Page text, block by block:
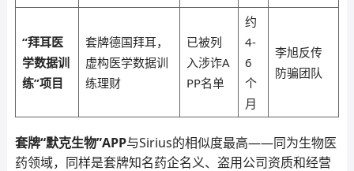
“拜耳医
学数据训
练”项目
套牌德国拜耳，
虚构医学数据训
练理财
已被列
入涉诈A
PP名单
约
4-
6
个
月
李旭反传
防骗团队
套牌“默克生物”APP与Sirius的相似度最高——同为生物医
药领域，同样是套牌知名药企名义、盗用公司资质和经营